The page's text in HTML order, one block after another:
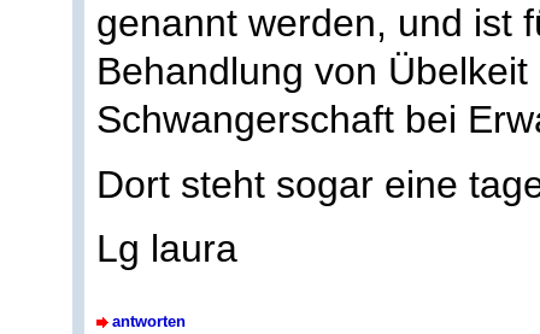
genannt werden, und ist
Behandlung von
Schwangerschaft bei
Dort steht sogar eine
Lg laura
antworten